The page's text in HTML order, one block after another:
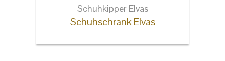
Schuhschrank Elvas